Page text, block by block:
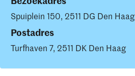
Spuiplein 150, 2511 DG Den Haag
Postadres
Turfhaven 7, 2511 DK Den Haag